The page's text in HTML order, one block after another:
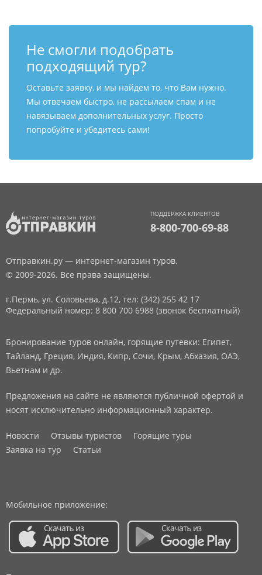
Не смогли подобрать
подходящий тур?
Оставьте заявку, и мы найдем то, что Вам нужно.
Мы отвечаем быстро, не рассылаем спам и не
навязываем дополнительных услуг. Просто
попробуйте и убедитесь сами!
ПОДДЕРЖКА КЛИЕНТОВ
8-800-700-69-88
Отправкин.ру — интернет-магазин туров.
© 2009-2026. Все права защищены.
г.Пермь, ул. Соловьева, д.12, тел: (342) 255 42 17
Федеральный номер: 8 800 700 6988 (звонок бесплатный)
Бронирование туров онлайн, горящие путевки: Египет,
Тайланд, Греция, Индия, Кипр, Сочи, Крым, Абхазия, ОАЭ,
Вьетнам и др.
Предложения на сайте не являются публичной офертой и
носят исключительно информационный характер.
Новости Отзывы туристов
Горящие туры
Заявка на тур
Статьи
Мобильное приложение: